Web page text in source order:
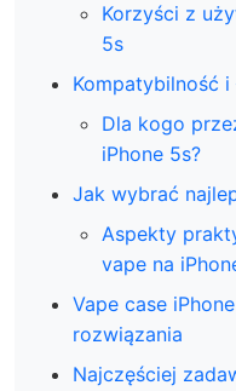
Korzyści z
5s
Kompatybilność
Dla kogo
iPhone 5s?
Jak wybrać
Aspekty
vape na
Vape case
rozwiązania
Najczęściej